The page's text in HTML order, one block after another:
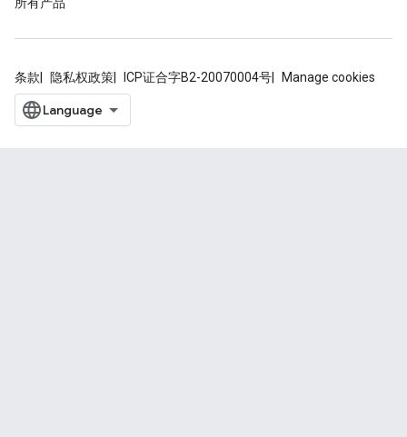
条款 隐私权政策 ICP证合字B2-20070004号 Manage cookies